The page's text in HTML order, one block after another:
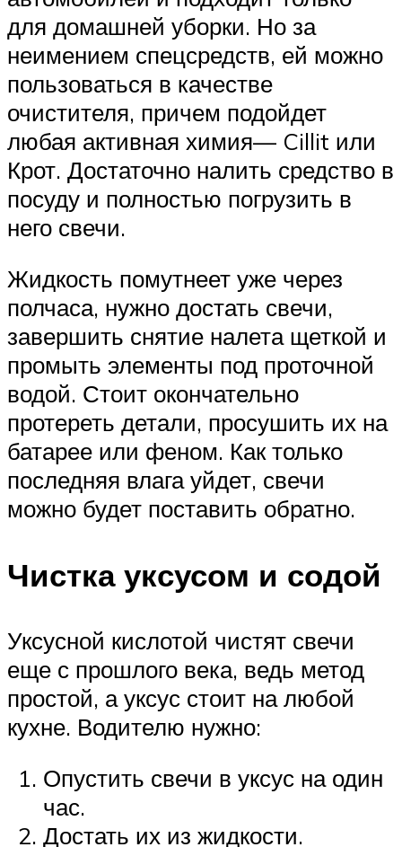
для домашней уборки. Но за
неимением спецсредств, ей можно
пользоваться в качестве
очистителя, причем подойдет
любая активная химия— Cillit или
Крот. Достаточно налить средство в
посуду и полностью погрузить в
него свечи.
Жидкость помутнеет уже через
полчаса, нужно достать свечи,
завершить снятие налета щеткой и
промыть элементы под проточной
водой. Стоит окончательно
протереть детали, просушить их на
батарее или феном. Как только
последняя влага уйдет, свечи
можно будет поставить обратно.
Чистка уксусом и содой
Уксусной кислотой чистят свечи
еще с прошлого века, ведь метод
простой, а уксус стоит на любой
кухне. Водителю нужно:
Опустить свечи в уксус на один
час.
Достать их из жидкости.